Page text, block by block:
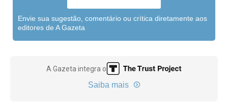
Envie sua sugestão, comentário ou crítica diretamente aos
editores de A Gazeta
A Gazeta integra o
Saiba mais